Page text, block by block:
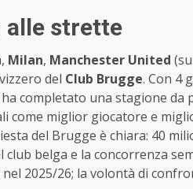
alle strette
Milan, Manchester United
del Club Brugge. Con 4
completato una stagione
miglior giocatore e
del Brugge è chiara: 40
belga e la concorrenza
2025/26; la volontà di